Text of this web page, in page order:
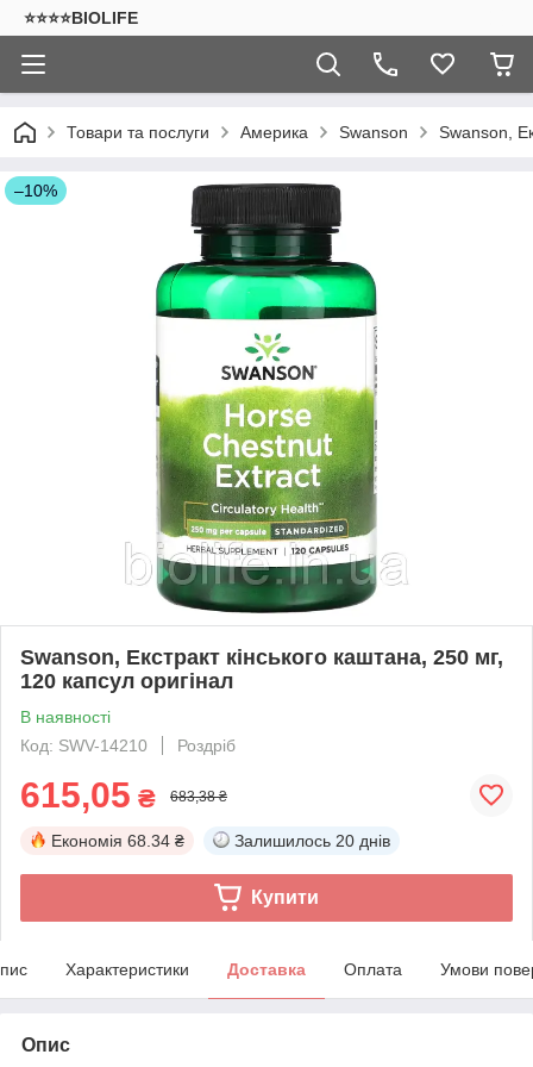
⭐⭐⭐⭐BIOLIFE
Товари та послуги Америка Swanson Swanson,
–10%
Swanson, Екстракт кінського каштана, 250 мг,
120 капсул оригінал
В наявності
Код: SWV-14210
Роздріб
615,05 ₴ 683,38 ₴
Економія 68.34 ₴ Залишилось 20 днів
Купити
Характеристики Доставка Оплата Умови
Опис